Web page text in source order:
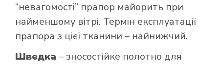
“невагомості” прапор майорить при
найменшому вітрі. Термін експлуатації
прапора з цієї тканини – найнижчий.
Шведка – зносостійке полотно для